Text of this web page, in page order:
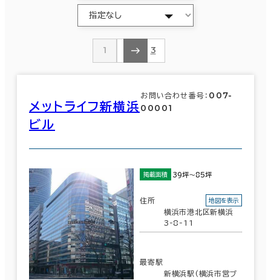
1 2 3
メットライフ新横浜
ビル
お問い合わせ番号： 007-
00001
掲載面積 39坪～85坪
住所
横浜市港北区新横浜
3-8-11
地図を表示
最寄駅
新横浜駅(横浜市営ブ